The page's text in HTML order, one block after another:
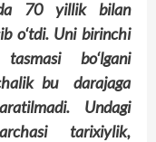
70 yillik bilan
o‘tdi. Uni birinchi
bo‘lgani
bu darajaga
Undagi
tarixiylik,